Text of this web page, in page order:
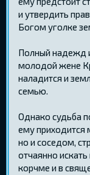
и утвердить
Богом уголке
Полный надежд
молодой жене
наладится и
семью.
Однако судьба
ему приходится
но и соседом,
отчаянно
корчме и в